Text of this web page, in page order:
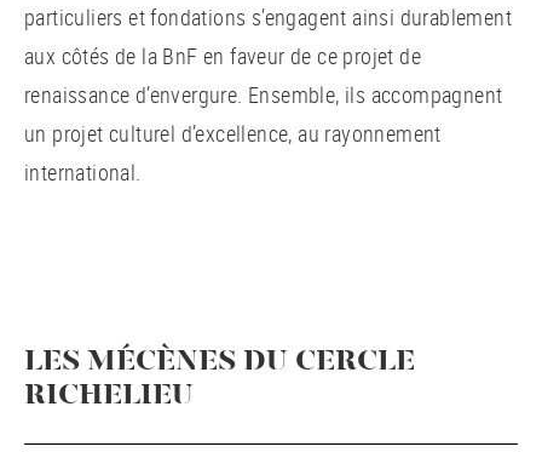
particuliers et fondations s’engagent ainsi durablement
aux côtés de la BnF en faveur de ce projet de
renaissance d’envergure. Ensemble, ils accompagnent
un projet culturel d’excellence, au rayonnement
international.
LES MÉCÈNES DU CERCLE
RICHELIEU